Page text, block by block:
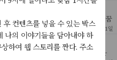
너스 천만원이 되었고구
.아주 오랜만에 보광이를 만났다. 꿈
이는 으레 그 능글맞은 미소를 지으
를 했다.신
18 2022년 5월 11일
다. 그렇다고 성공의 확률이 높은
후 컨텐츠를 넣을 수 있는 박스
나의 이야기들을 담아내야 하
하여 웹 스토리를 짠다. 주소